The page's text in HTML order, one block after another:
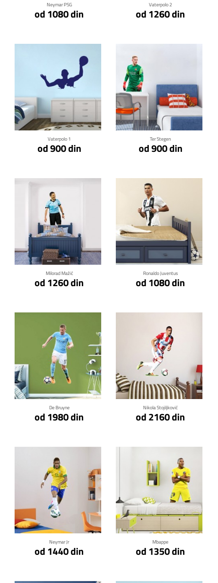
Neymar PSG
od 1080 din
Vaterpolo 2
od 1260 din
Vaterpolo 1
od 900 din
Klikni za detalje
Ter Stegen
od 900 din
Klikni za detalje
Milorad Mažić
od 1260 din
Klikni za detalje
Ronaldo Juventus
od 1080 din
Klikni za detalje
De Bruyne
od 1980 din
Klikni za detalje
Nikola Stojiljković
od 2160 din
Klikni za detalje
Neymar Jr
od 1440 din
Klikni za detalje
Mbappe
od 1350 din
Klikni za detalje